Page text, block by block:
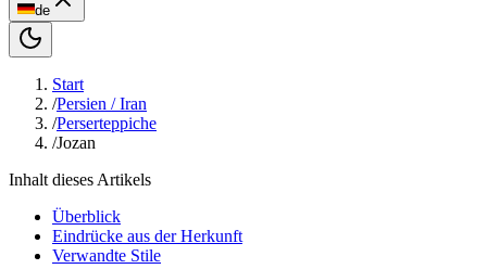
de
Start
/Persien / Iran
/Perserteppiche
/Jozan
Inhalt dieses Artikels
Überblick
Eindrücke aus der Herkunft
Verwandte Stile